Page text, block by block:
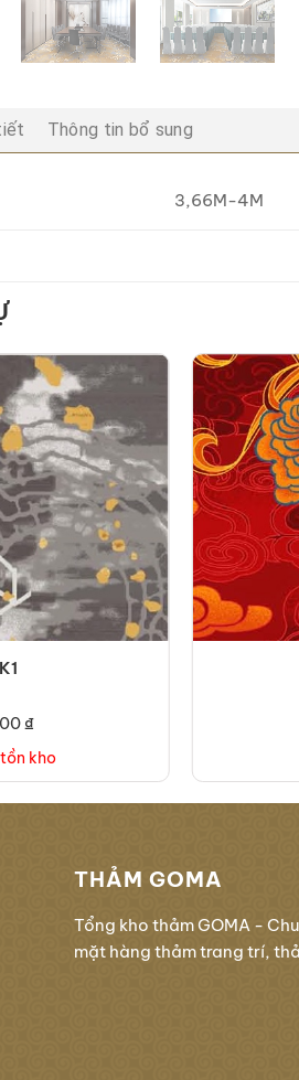
Thông tin bổ sung
3,66M-4M
₫
kho
THẢM GOMA
Tổng kho thảm GOMA -
mặt hàng thảm trang trí,